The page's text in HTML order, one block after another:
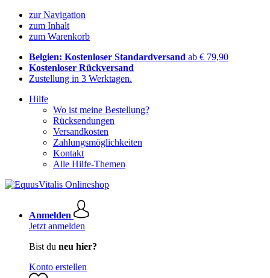
zur Navigation
zum Inhalt
zum Warenkorb
Belgien: Kostenloser Standardversand ab € 79,90
Kostenloser Rückversand
Zustellung in 3 Werktagen.
Hilfe
Wo ist meine Bestellung?
Rücksendungen
Versandkosten
Zahlungsmöglichkeiten
Kontakt
Alle Hilfe-Themen
Anmelden
Jetzt anmelden
Bist du neu hier?
Konto erstellen